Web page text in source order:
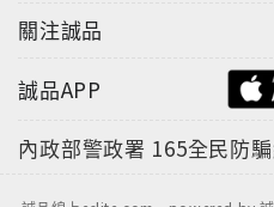
關注誠品
誠品APP
內政部警政署 165全民防